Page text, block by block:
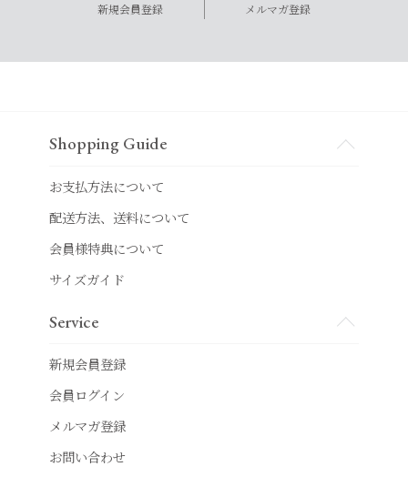
新規会員登録 メルマガ登録
Shopping Guide
お支払方法について
配送方法、送料について
会員様特典について
サイズガイド
Service
新規会員登録
会員ログイン
メルマガ登録
お問い合わせ